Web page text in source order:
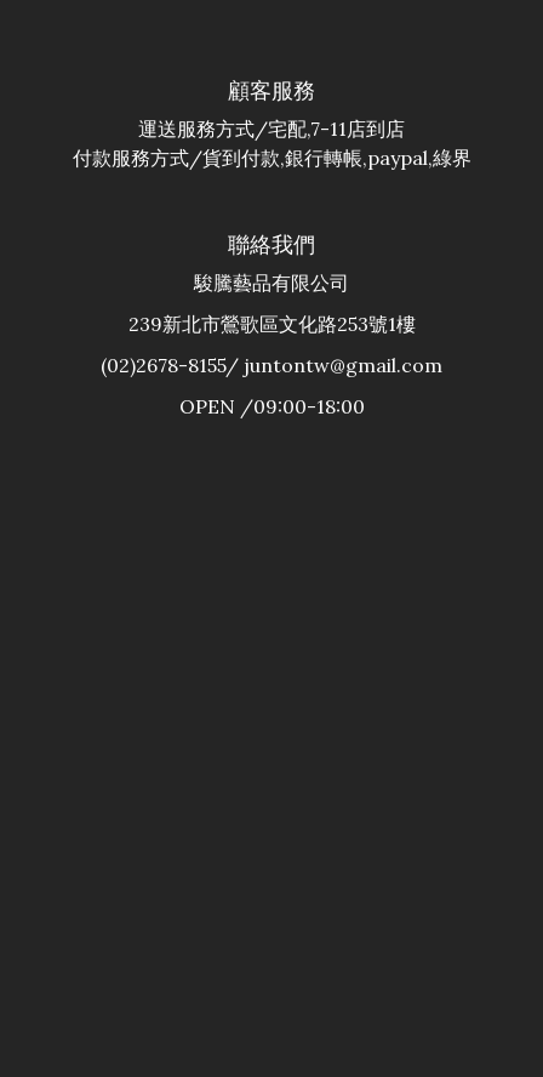
顧客服務
運送服務方式/宅配,7-11店到店
付款服務方式/貨到付款,銀行轉帳,paypal,綠界
聯絡我們
駿騰藝品有限公司
239新北市鶯歌區文化路253號1樓
(02)2678-8155/ juntontw@gmail.com
OPEN /09:00-18:00